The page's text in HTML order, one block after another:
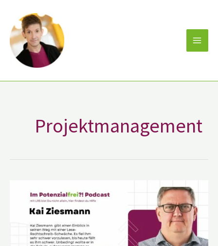
Inhalt
springen
Projektmanagement
Ziesmann
„Erlebnisbuchbinder
Potenzialfrei?!
Podcast